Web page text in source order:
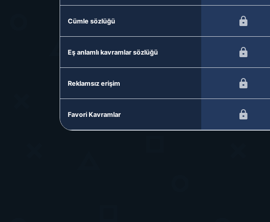
Cümle sözlüğü
Eş anlamlı kavramlar sözlüğü
Reklamsız erişim
Favori Kavramlar